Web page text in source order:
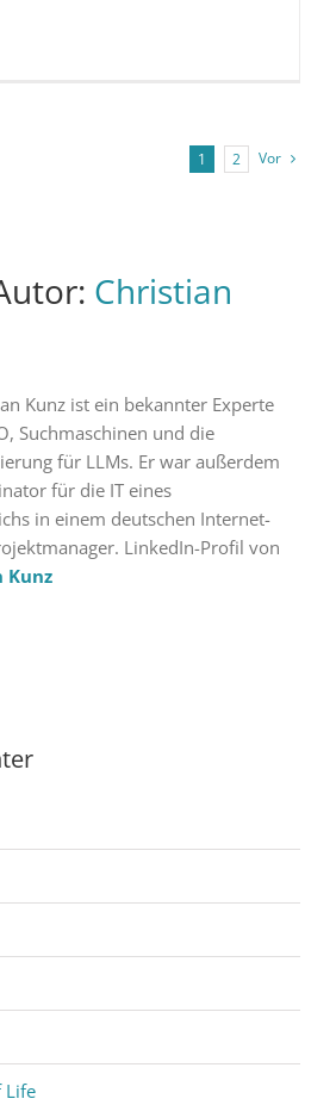
1 2 Vor
Christian
Kunz ist ein bekannter Experte
Suchmaschinen und die
für LLMs. Er war außerdem
für die IT eines
in einem deutschen Internet-
LinkedIn-Profil von
Kunz
Life